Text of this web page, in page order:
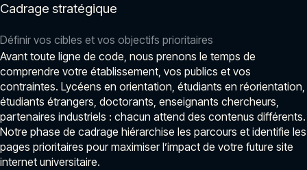
Cadrage stratégique
Définir vos cibles et vos objectifs prioritaires
Avant toute ligne de code, nous prenons le temps de
comprendre votre établissement, vos publics et vos
contraintes. Lycéens en orientation, étudiants en réorientation,
étudiants étrangers, doctorants, enseignants chercheurs,
partenaires industriels : chacun attend des contenus différents.
Notre phase de cadrage hiérarchise les parcours et identifie les
pages prioritaires pour maximiser l’impact de votre future site
internet universitaire.